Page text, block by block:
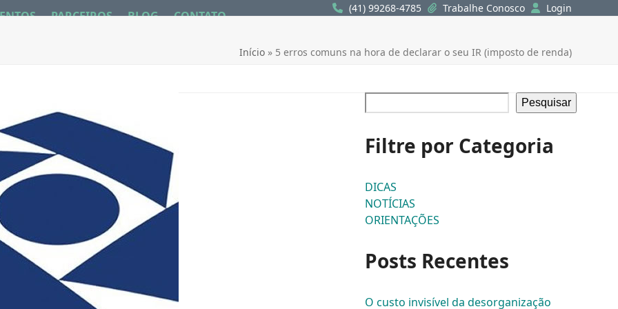
(41) 99268-4785 Trabalhe Conosco Login
PARCEIROS BLOG CONTATO
Início» 5 erros comuns na hora de declarar o seu IR (imposto de renda)
Pesquisar
Filtre por Categoria
DICAS
NOTÍCIAS
ORIENTAÇÕES
Posts Recentes
O custo invisível da desorganização